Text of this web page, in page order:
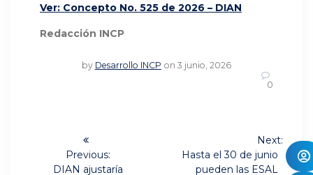
Ver: Concepto No. 525 de 2026 – DIAN
Redacción INCP
by Desarrollo INCP on 3 junio, 2026
0
Navegación
Previous:
PreviousDIAN ajustaría
Next:
NextHasta el 30 de junio
pueden las ESAL